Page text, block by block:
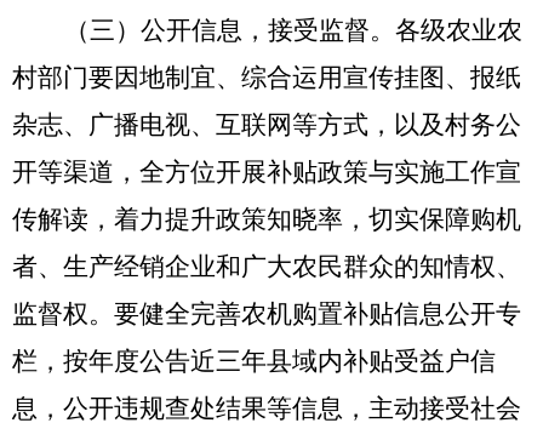
（三）公开信息，接受监督。 各级农业农
村部门要因地制宜、综合运用宣传挂图、报纸
杂志、广播电视、互联网等方式，以及村务公
开等渠道，全方位开展补贴政策与实施工作宣
传解读，着力提升政策知晓率，切实保障购机
者、生产经销企业和广大农民群众的知情权、
监督权。要健全完善农机购置补贴信息公开专
栏，按年度公告近三年县域内补贴受益户信
息，公开违规查处结果等信息，主动接受社会